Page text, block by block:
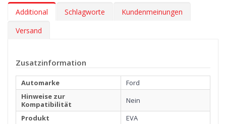
Additional Schlagworte
Kundenmeinungen
Versand
Zusatzinformation
Automarke
Ford
Hinweise zur
Kompatibilität
Nein
Produkt
EVA